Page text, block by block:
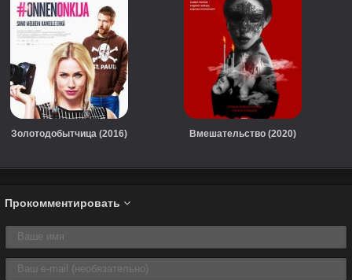
Золотодобытчица (2016) Вмешательство (2020)
Прокомментировать